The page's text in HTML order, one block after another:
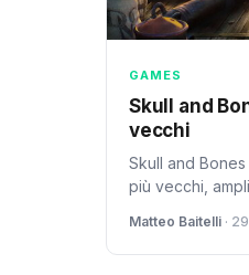
GAMES
Skull and
vecchi
Skull and
più vecchi,
qualità. Ubisoft
giocatori e
Matteo Baitelli ·